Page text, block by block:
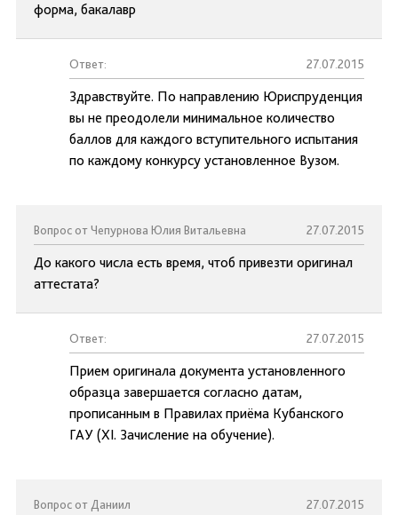
форма, бакалавр
Ответ: 27.07.2015
Здравствуйте. По направлению Юриспруденция
вы не преодолели минимальное количество
баллов для каждого вступительного испытания
по каждому конкурсу установленное Вузом.
Вопрос от Чепурнова Юлия Витальевна 27.07.2015
До какого числа есть время, чтоб привезти оригинал
аттестата?
Ответ: 27.07.2015
Прием оригинала документа установленного
образца завершается согласно датам,
прописанным в Правилах приёма Кубанского
ГАУ (XI. Зачисление на обучение).
Вопрос от Даниил 27.07.2015